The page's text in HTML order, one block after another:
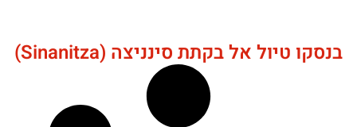
בנסקו טיול אל בקתת סינניצה (Sinanitza)